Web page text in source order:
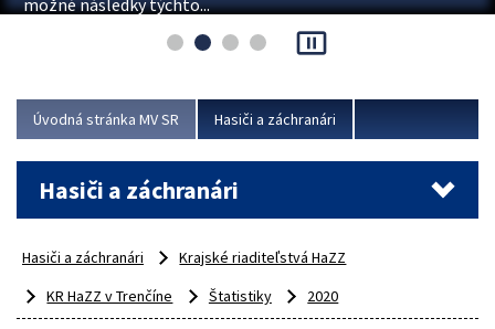
možné následky týchto...
pause_presentation
Úvodná stránka MV SR Hasiči a záchranári
Hasiči a záchranári
Hasiči a záchranári
Krajské riaditeľstvá HaZZ
KR HaZZ v Trenčíne
Štatistiky 2020